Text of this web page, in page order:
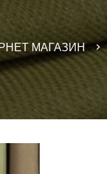
МАГАЗИН